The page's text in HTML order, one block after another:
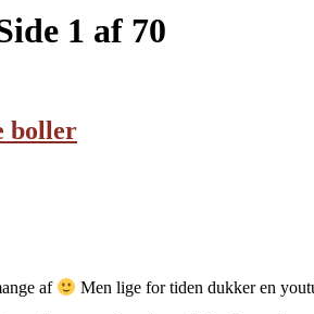
1 af 70
boller
af
Men lige for tiden dukker en